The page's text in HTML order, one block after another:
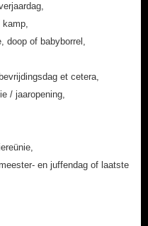
kamp,
doop of babyborrel,
et cetera,
/ jaaropening,
en juffendag of laatste